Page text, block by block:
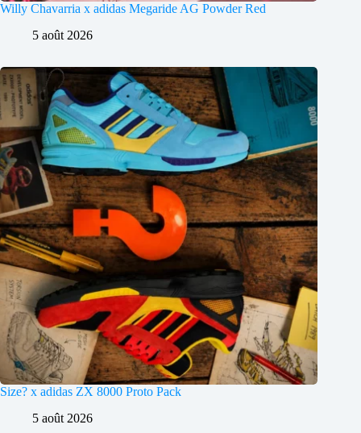
Willy Chavarria x adidas Megaride AG Powder Red
5 août 2026
Size? x adidas ZX 8000 Proto Pack
5 août 2026